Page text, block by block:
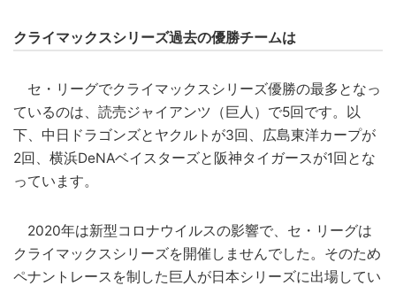
クライマックスシリーズ過去の優勝チームは
セ・リーグでクライマックスシリーズ優勝の最多となっ
ているのは、読売ジャイアンツ（巨人）で5回です。以
下、中日ドラゴンズとヤクルトが3回、広島東洋カープが
2回、横浜DeNAベイスターズと阪神タイガースが1回とな
っています。
2020年は新型コロナウイルスの影響で、セ・リーグは
クライマックスシリーズを開催しませんでした。そのため
ペナントレースを制した巨人が日本シリーズに出場してい